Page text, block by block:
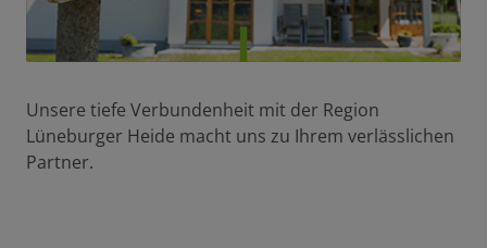
Unsere tiefe Verbundenheit mit der Region
Lüneburger Heide macht uns zu Ihrem verlässlichen
Partner.